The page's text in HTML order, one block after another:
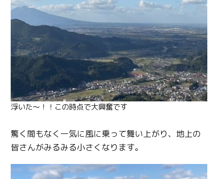
浮いた～！！この時点で大興奮です
驚く間もなく一気に風に乗って舞い上がり、地上の
皆さんがみるみる小さくなります。